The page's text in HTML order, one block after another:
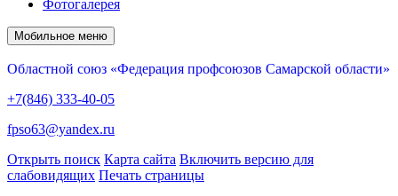
Фотогалерея
Мобильное меню
Областной союз «Федерация профсоюзов Самарской области»
+7(846) 333-40-05
fpso63@yandex.ru
Открыть поиск Карта сайта Включить версию для
слабовидящих Печать страницы